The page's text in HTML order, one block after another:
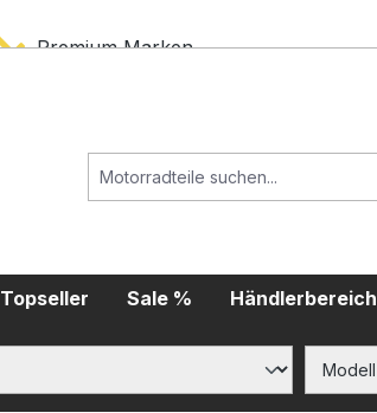
Premium Marken
Topseller Sale % Händlerbereich